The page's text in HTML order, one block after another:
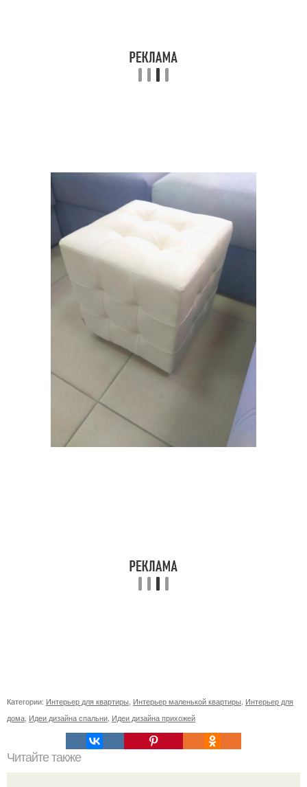
Категории: Интерьер для квартиры, Интерьер маленькой квартиры, Интерьер для
дома, Идеи дизайна спальни, Идеи дизайна прихожей
Читайте также